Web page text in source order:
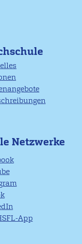
Netzwerke
App